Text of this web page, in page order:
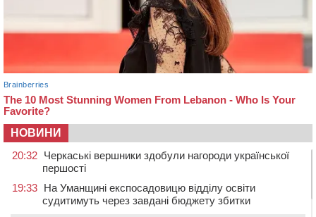
НОВИНИ
20:32 Черкаські вершники здобули нагороди української
першості
19:33 На Уманщині експосадовицю відділу освіти
судитимуть через завдані бюджету збитки